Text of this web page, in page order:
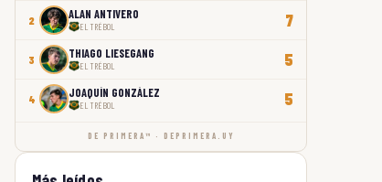
2 ALAN ANTIVERO
EL TRÉBOL 7
3 THIAGO LIESEGANG
EL TRÉBOL 5
4 JOAQUÍN GONZÁLEZ
EL TRÉBOL 5
DE PRIMERA™ · DEPRIMERA.UY